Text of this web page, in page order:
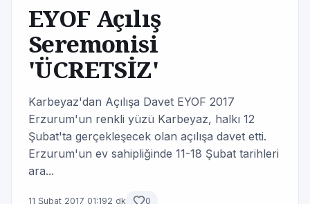
EYOF Açılış
Seremonisi
'ÜCRETSİZ'
Karbeyaz'dan Açılışa Davet EYOF 2017
Erzurum'un renkli yüzü Karbeyaz, halkı 12
Şubat'ta gerçekleşecek olan açılışa davet etti.
Erzurum'un ev sahipliğinde 11-18 Şubat tarihleri
ara...
11 Şubat 2017 01:192 dk 0